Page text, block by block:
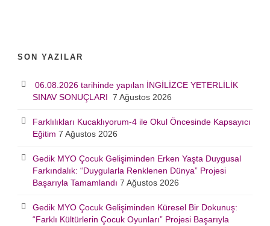
SON YAZILAR
06.08.2026 tarihinde yapılan İNGİLİZCE YETERLİLİK
SINAV SONUÇLARI 7 Ağustos 2026
Farklılıkları Kucaklıyorum-4 ile Okul Öncesinde Kapsayıcı
Eğitim 7 Ağustos 2026
Gedik MYO Çocuk Gelişiminden Erken Yaşta Duygusal
Farkındalık: “Duygularla Renklenen Dünya” Projesi
Başarıyla Tamamlandı 7 Ağustos 2026
Gedik MYO Çocuk Gelişiminden Küresel Bir Dokunuş:
“Farklı Kültürlerin Çocuk Oyunları” Projesi Başarıyla